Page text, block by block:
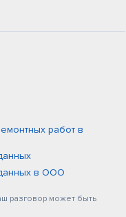
работ в
в ООО
разговор может быть